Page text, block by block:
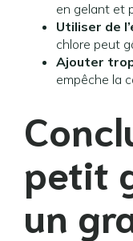
en gelant et
Utiliser de
chlore peut
Ajouter
empêche la
petit
un